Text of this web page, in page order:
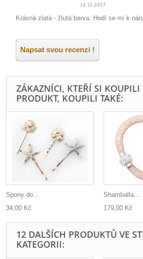
12.11.2017
Krásná zlatá - žlutá barva. Hodí se mi k
Napsat svou recenzi !
ZÁKAZNÍCI, KTEŘÍ SI KOUPILI
PRODUKT, KOUPILI TAKÉ:
Spony do...
34,00 Kč
Shamballa...
179,00 Kč
12 DALŠÍCH PRODUKTŮ VE
KATEGORII: